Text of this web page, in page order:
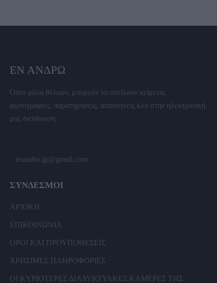
ΕΝ ΆΝΔΡΩ
Όσοι φίλοι θέλουν, μπορούν να στείλουν κείμενα,
φωτογραφίες, παρατηρήσεις, απαντήσεις κλπ στην ηλεκτρονική
μας διεύθυνση.
enandro.gr@gmail.com
ΣΥΝΔΕΣΜΟΙ
ΑΡΧΙΚΗ
ΕΠΙΚΟΙΝΩΝΙΑ
ΟΡΟΙ ΚΑΙ ΠΡΟΫΠΟΘΕΣΕΙΣ
ΧΡΗΣΙΜΕΣ ΠΛΗΡΟΦΟΡΙΕΣ
ΟΙ ΚΥΡΙΟΤΕΡΕΣ ΔΙΑΔΥΚΤΥΑΚΕΣ ΚΑΜΕΡΕΣ ΤΗΣ